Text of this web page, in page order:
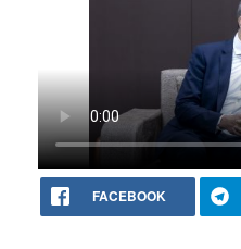
FACEBOOK